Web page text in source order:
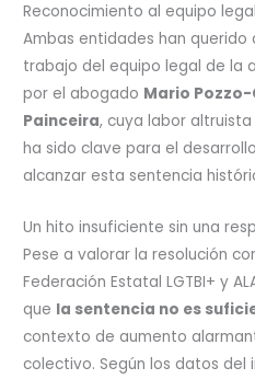
Reconocimiento al equipo legal
Ambas entidades han
trabajo del equipo legal de la
por el abogado Mario
Painceira, cuya labor
ha sido clave para el
alcanzar esta sentencia
Un hito insuficiente sin una
Pese a valorar la resolución
Federación Estatal LGTBI+ y
que la sentencia no es
contexto de aumento
colectivo. Según los datos del